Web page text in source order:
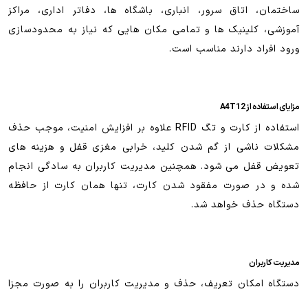
ساختمان، اتاق سرور، انباری، باشگاه ها، دفاتر اداری، مراکز
آموزشی، کلینیک ها و تمامی مکان هایی که نیاز به محدودسازی
ورود افراد دارند مناسب است.
مزایای استفاده از A4T12
استفاده از کارت و تگ RFID علاوه بر افزایش امنیت، موجب حذف
مشکلات ناشی از گم شدن کلید، خرابی مغزی قفل و هزینه های
تعویض قفل می شود. همچنین مدیریت کاربران به سادگی انجام
شده و در صورت مفقود شدن کارت، تنها همان کارت از حافظه
دستگاه حذف خواهد شد.
مدیریت کاربران
دستگاه امکان تعریف، حذف و مدیریت کاربران را به صورت مجزا